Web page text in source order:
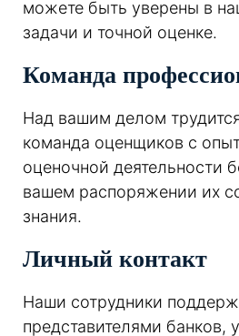
можете быть уверены в
задачи и точной оценке.
Команда
Над вашим делом
команда оценщиков с
оценочной деятельности
вашем распоряжении их
знания.
Личный контакт
Наши сотрудники
представителями